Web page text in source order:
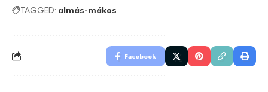
TAGGED: almás-mákos
Facebook